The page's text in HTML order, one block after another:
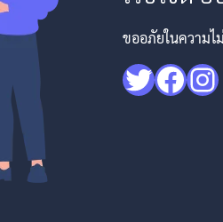
ขออภัยในความ
Twitter